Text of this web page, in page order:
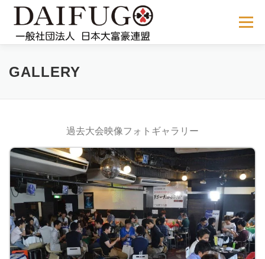
メニュー
NEWS ABOUT US
GALLERY
過去大会映像フォトギャラリー